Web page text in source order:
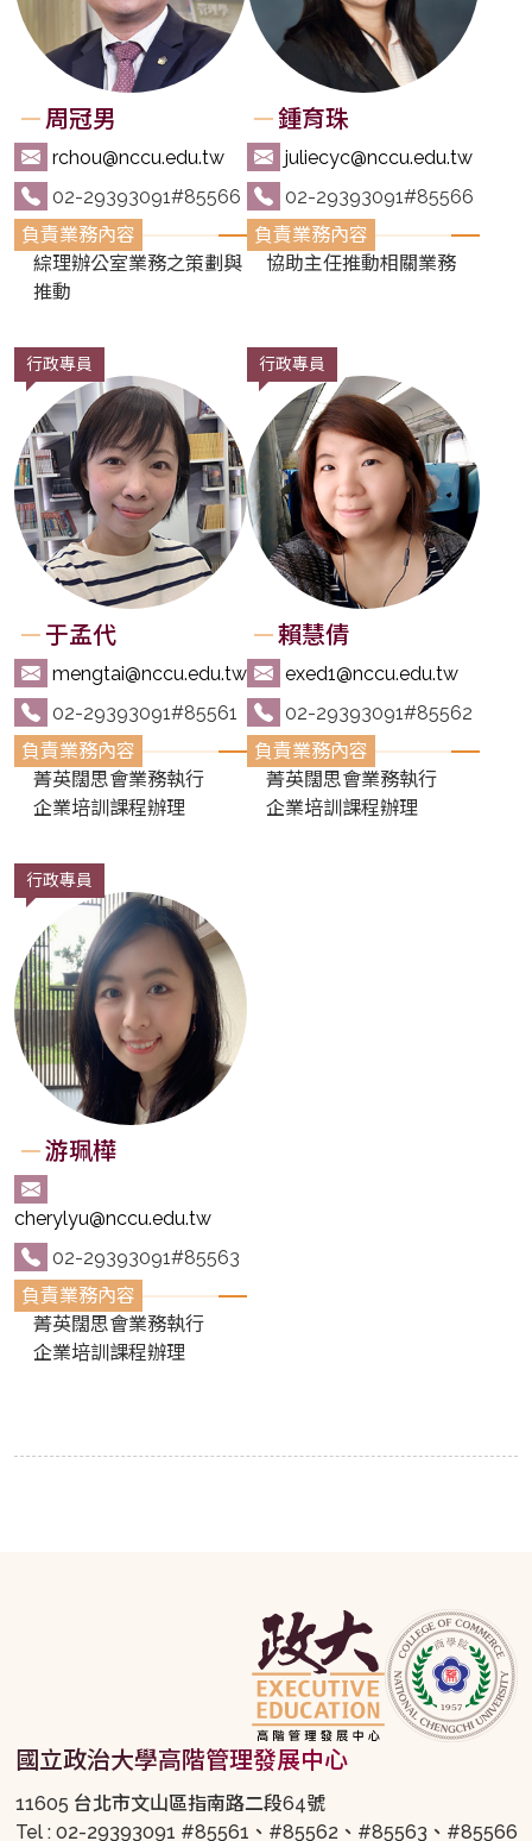
周冠男
rchou@nccu.edu.tw
02-29393091#85566
業務內容
綜理辦公室業務之策劃與
推動
鍾育珠
juliecyc@nccu.edu.tw
02-29393091#85566
業務內容
協助主任推動相關業務
行政專員
于孟代
mengtai@nccu.edu.tw
02-29393091#85561
業務內容
菁英闊思會業務執行
企業培訓課程辦理
行政專員
賴慧倩
exed1@nccu.edu.tw
02-29393091#85562
業務內容
菁英闊思會業務執行
企業培訓課程辦理
行政專員
游珮樺
cherylyu@nccu.edu.tw
02-29393091#85563
業務內容
菁英闊思會業務執行
企業培訓課程辦理
國立政治大學高階管理發展中心
11605 台北市文山區指南路二段64號
Tel : 02-29393091 #85561、#85562、#85563、#85566